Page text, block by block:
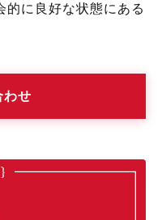
に良好な状態にある
わせ